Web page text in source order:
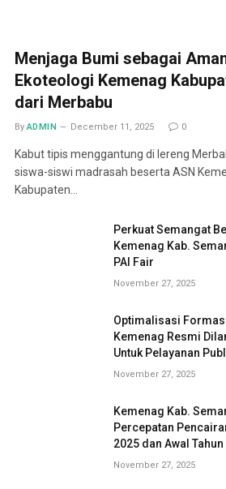
Menjaga Bumi sebagai
Ekoteologi Kemenag
dari Merbabu
By ADMIN December 11, 2025 0
Kabut tipis menggantung di lereng
siswa-siswi madrasah beserta ASN
Kabupaten…
Perkuat Semangat
Kemenag Kab.
PAI Fair
November 27, 2025
Optimalisasi
Kemenag Resmi
Untuk Pelayanan
November 27, 2025
Kemenag Kab.
Percepatan
2025 dan Awal
November 27, 2025